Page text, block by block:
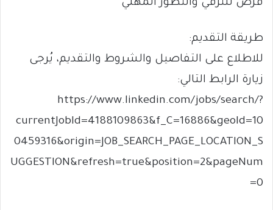
فرص للترقي والتطور المهني
طريقة التقديم:
للاطلاع على التفاصيل والشروط والتقديم، يُرجى
زيارة الرابط التالي:
https://www.linkedin.com/jobs/search/?
currentJobId=4188109863&f_C=16886&geoId=10
0459316&origin=JOB_SEARCH_PAGE_LOCATION_S
UGGESTION&refresh=true&position=2&pageNum
=0